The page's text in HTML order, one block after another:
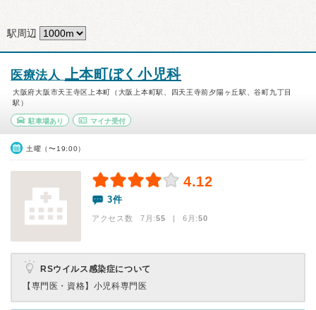
駅周辺
医療法人 上本町ぼく小児科
大阪府大阪市天王寺区上本町（大阪上本町駅、四天王寺前夕陽ヶ丘駅、谷町九丁目
駅）
駐車場あり マイナ受付
土曜（〜19:00）
4.12
3件
アクセス数 7月:55 | 6月:50
RSウイルス感染症について
【専門医・資格】 小児科専門医